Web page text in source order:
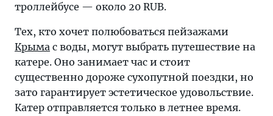
троллейбусе — около 20 RUB.
Тех, кто хочет полюбоваться пейзажами
Крыма с воды, могут выбрать путешествие на
катере. Оно занимает час и стоит
существенно дороже сухопутной поездки, но
зато гарантирует эстетическое удовольствие.
Катер отправляется только в летнее время.